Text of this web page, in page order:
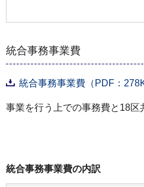
統合事務事業費
統合事務事業費（PDF：
事業を行う上での事務費と18区
統合事務事業費の内訳